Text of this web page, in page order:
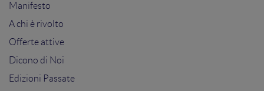
Manifesto
A chi è rivolto
Offerte attive
Dicono di Noi
Edizioni Passate